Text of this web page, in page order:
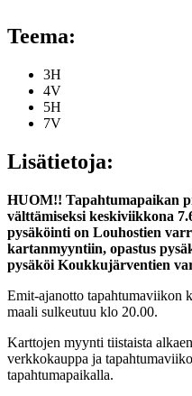
Teema:
3H
4V
5H
7V
Lisätietoja:
HUOM!! Tapahtumapaikan
välttämiseksi keskiviikkona
pysäköinti on Louhostien
kartanmyyntiin, opastus
pysäköi Koukkujärventien
Emit-ajanotto tapahtumaviikon
maali sulkeutuu klo 20.00.
Karttojen myynti tiistaista
verkkokauppa ja
tapahtumapaikalla.